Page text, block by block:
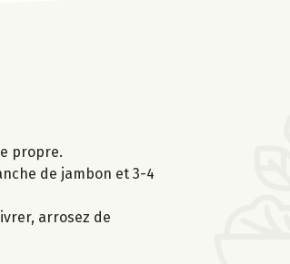
propre.
de jambon et 3-4
arrosez de